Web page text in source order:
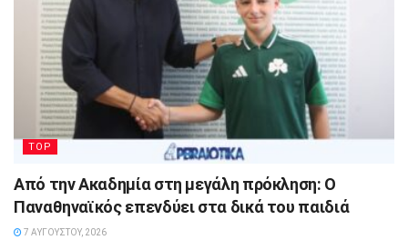
TOP
Από την Ακαδημία στη μεγάλη πρόκληση: Ο
Παναθηναϊκός επενδύει στα δικά του παιδιά
7 ΑΥΓΟΎΣΤΟΥ, 2026